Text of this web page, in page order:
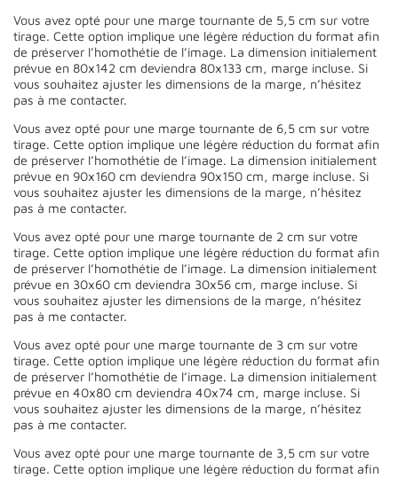
Vous avez opté pour une marge tournante de 5,5 cm sur votre
tirage. Cette option implique une légère réduction du format afin
de préserver l’homothétie de l’image. La dimension initialement
prévue en 80x142 cm deviendra 80x133 cm, marge incluse. Si
vous souhaitez ajuster les dimensions de la marge, n’hésitez
pas à me contacter.
Vous avez opté pour une marge tournante de 6,5 cm sur votre
tirage. Cette option implique une légère réduction du format afin
de préserver l’homothétie de l’image. La dimension initialement
prévue en 90x160 cm deviendra 90x150 cm, marge incluse. Si
vous souhaitez ajuster les dimensions de la marge, n’hésitez
pas à me contacter.
Vous avez opté pour une marge tournante de 2 cm sur votre
tirage. Cette option implique une légère réduction du format afin
de préserver l’homothétie de l’image. La dimension initialement
prévue en 30x60 cm deviendra 30x56 cm, marge incluse. Si
vous souhaitez ajuster les dimensions de la marge, n’hésitez
pas à me contacter.
Vous avez opté pour une marge tournante de 3 cm sur votre
tirage. Cette option implique une légère réduction du format afin
de préserver l’homothétie de l’image. La dimension initialement
prévue en 40x80 cm deviendra 40x74 cm, marge incluse. Si
vous souhaitez ajuster les dimensions de la marge, n’hésitez
pas à me contacter.
Vous avez opté pour une marge tournante de 3,5 cm sur votre
tirage. Cette option implique une légère réduction du format afin